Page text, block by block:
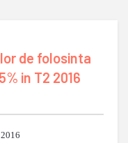
de folosinta
in T2 2016